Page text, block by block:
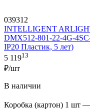
039312
INTELLIGENT
DMX512-801-22-4G-
IP20 Пластик, 5 лет)
5 11913
₽/шт
В наличии
Коробка (картон) 1 шт —